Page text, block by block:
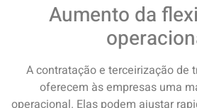
Aumento da
A contratação e terceirização de
oferecem às empresas uma